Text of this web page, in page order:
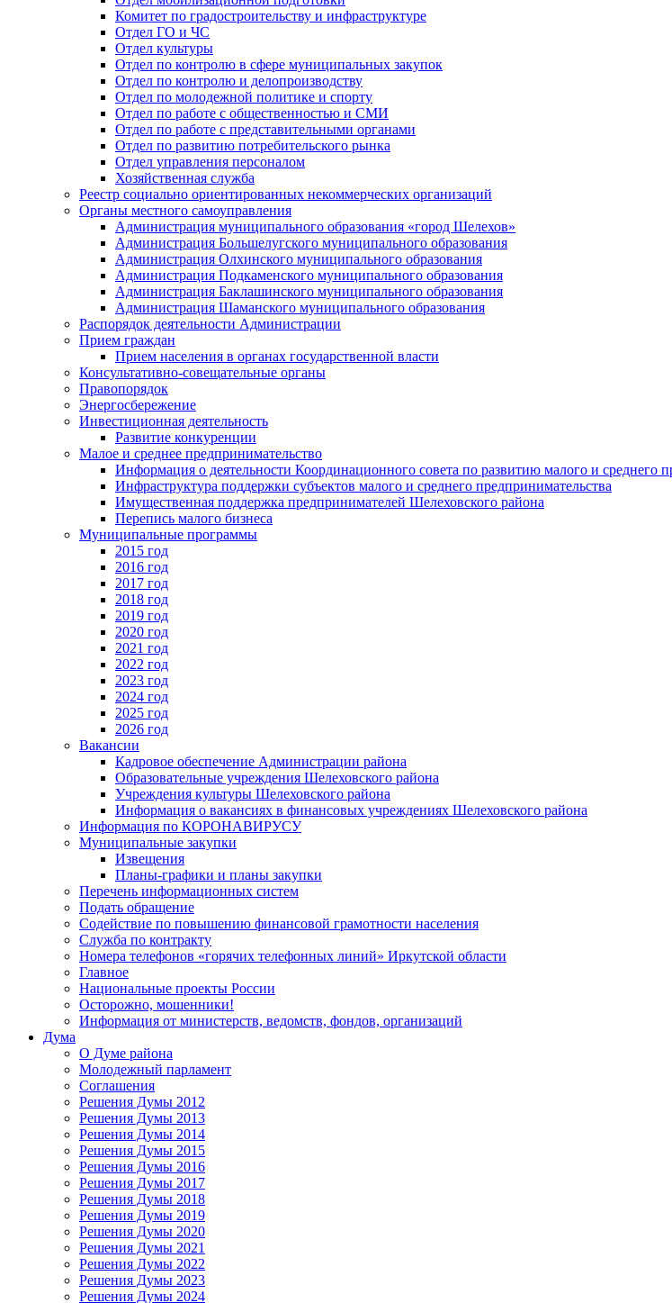
Комитет по градостроительству и инфраструктуре
Отдел ГО и ЧС
Отдел культуры
Отдел по контролю в сфере муниципальных закупок
Отдел по контролю и делопроизводству
Отдел по молодежной политике и спорту
Отдел по работе с общественностью и СМИ
Отдел по работе с представительными органами
Отдел по развитию потребительского рынка
Отдел управления персоналом
Хозяйственная служба
Реестр социально ориентированных некоммерческих организаций
Органы местного самоуправления
Администрация муниципального образования «город Шелехов»
Администрация Большелугского муниципального образования
Администрация Олхинского муниципального образования
Администрация Подкаменского муниципального образования
Администрация Баклашинского муниципального образования
Администрация Шаманского муниципального образования
Распорядок деятельности Администрации
Прием граждан
Прием населения в органах государственной власти
Консультативно-совещательные органы
Правопорядок
Энергосбережение
Инвестиционная деятельность
Развитие конкуренции
Малое и среднее предпринимательство
Информация о деятельности Координационного совета по развитию малого и среднего
Инфраструктура поддержки субъектов малого и среднего предпринимательства
Имущественная поддержка предпринимателей Шелеховского района
Перепись малого бизнеса
Муниципальные программы
2015 год
2016 год
2017 год
2018 год
2019 год
2020 год
2021 год
2022 год
2023 год
2024 год
2025 год
2026 год
Вакансии
Кадровое обеспечение Администрации района
Образовательные учреждения Шелеховского района
Учреждения культуры Шелеховского района
Информация о вакансиях в финансовых учреждениях Шелеховского района
Информация по КОРОНАВИРУСУ
Муниципальные закупки
Извещения
Планы-графики и планы закупки
Перечень информационных систем
Подать обращение
Содействие по повышению финансовой грамотности населения
Служба по контракту
Номера телефонов «горячих телефонных линий» Иркутской области
Главное
Национальные проекты России
Осторожно, мошенники!
Информация от министерств, ведомств, фондов, организаций
Дума
О Думе района
Молодежный парламент
Соглашения
Решения Думы 2012
Решения Думы 2013
Решения Думы 2014
Решения Думы 2015
Решения Думы 2016
Решения Думы 2017
Решения Думы 2018
Решения Думы 2019
Решения Думы 2020
Решения Думы 2021
Решения Думы 2022
Решения Думы 2023
Решения Думы 2024